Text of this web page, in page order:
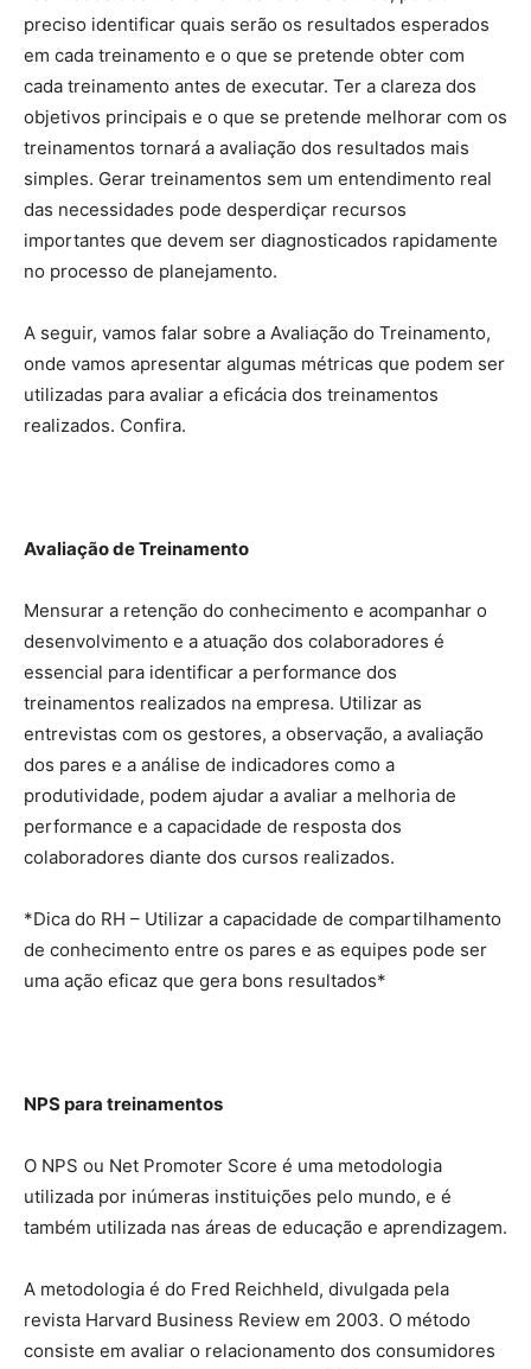
preciso identificar quais serão os resultados esperados
em cada treinamento e o que se pretende obter com
cada treinamento antes de executar. Ter a clareza dos
objetivos principais e o que se pretende melhorar com os
treinamentos tornará a avaliação dos resultados mais
simples. Gerar treinamentos sem um entendimento real
das necessidades pode desperdiçar recursos
importantes que devem ser diagnosticados rapidamente
no processo de planejamento.
A seguir, vamos falar sobre a Avaliação do Treinamento,
onde vamos apresentar algumas métricas que podem ser
utilizadas para avaliar a eficácia dos treinamentos
realizados. Confira.
Avaliação de Treinamento
Mensurar a retenção do conhecimento e acompanhar o
desenvolvimento e a atuação dos colaboradores é
essencial para identificar a performance dos
treinamentos realizados na empresa. Utilizar as
entrevistas com os gestores, a observação, a avaliação
dos pares e a análise de indicadores como a
produtividade, podem ajudar a avaliar a melhoria de
performance e a capacidade de resposta dos
colaboradores diante dos cursos realizados.
*Dica do RH – Utilizar a capacidade de compartilhamento
de conhecimento entre os pares e as equipes pode ser
uma ação eficaz que gera bons resultados*
NPS para treinamentos
O NPS ou Net Promoter Score é uma metodologia
utilizada por inúmeras instituições pelo mundo, e é
também utilizada nas áreas de educação e aprendizagem.
A metodologia é do Fred Reichheld, divulgada pela
revista Harvard Business Review em 2003. O método
consiste em avaliar o relacionamento dos consumidores